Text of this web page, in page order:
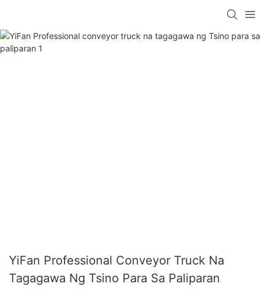
YiFan Professional Conveyor Truck Na
Tagagawa Ng Tsino Para Sa Paliparan